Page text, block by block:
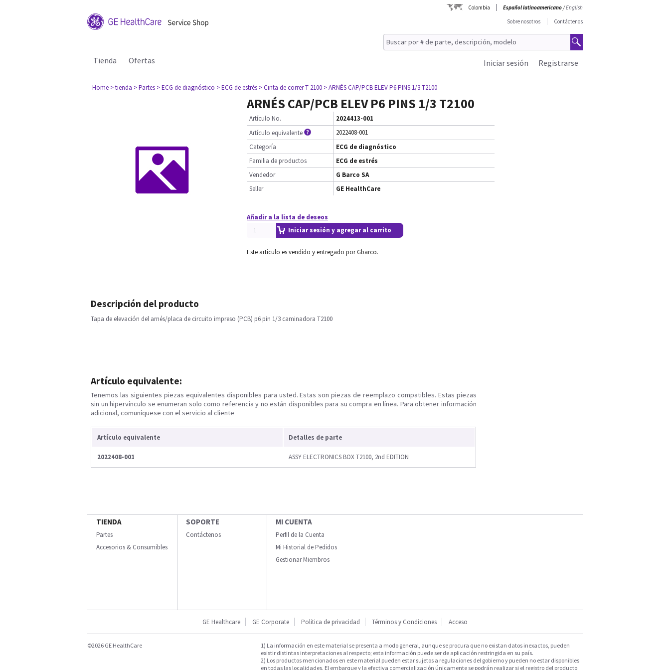
Colombia Español latinoamericano/English
Sobre nosotros
Contáctenos
Tienda Ofertas Registrarse
Iniciar sesión
Home > tienda > Partes > ECG de diagnóstico > ECG de estrés > Cinta de correr T 2100 > ARNÉS CAP/PCB ELEV P6 PINS 1/3 T2100
ARNÉS CAP/PCB ELEV P6 PINS 1/3 T2100
Artículo No.
2024413-001
Artículo equivalente
2022408-001
Categoría
ECG de diagnóstico
Familia de productos
ECG de estrés
Vendedor
G Barco SA
Seller
GE HealthCare
Añadir a la lista de deseos
Iniciar sesión y agregar al carrito
Este artículo es vendido y entregado por Gbarco.
Descripción del producto
Tapa de elevación del arnés/placa de circuito impreso (PCB) p6 pin 1/3 caminadora T2100
Artículo equivalente:
Tenemos las siguientes piezas equivalentes disponibles para usted. Estas son piezas de reemplazo compatibles. Estas piezas
sin un hipervínculo se enumeran solo como referencia y no están disponibles para su compra en línea. Para obtener información
adicional, comuníquese con el servicio al cliente
Artículo equivalente Detalles de parte
2022408-001 ASSY ELECTRONICS BOX T2100, 2nd EDITION
TIENDA
Partes
Accesorios & Consumibles
SOPORTE
Contáctenos
MI CUENTA
Perfil de la Cuenta
Mi Historial de Pedidos
Gestionar Miembros
GE Healthcare GE Corporate Politica de privacidad Términos y Condiciones Acceso
©2026 GE HealthCare
1) La información en este material se presenta a modo general, aunque se procura que no existan datos inexactos, pueden
existir distintas interpretaciones al respecto; esta información puede ser de aplicación restringida en su país.
2) Los productos mencionados en este material pueden estar sujetos a regulaciones del gobierno y pueden no estar disponibles
en todas las localidades. El embarque y la efectiva comercialización únicamente se podrán realizar si el registro del producto